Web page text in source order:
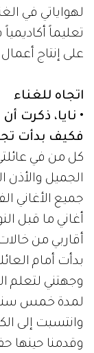
لهواياتي في
تعليماً
على إنتاج
اتجاه للغناء
• نايا، ذكرت
فكيف بدأت
كل من في
الجميل
جميع الأغاني
أغاني ما قبل
أقاربي من خالات
بدأت أمام
وجهتني لتعلم
لمدة خمس
وانتسبت إلى
وقدمنا حينها